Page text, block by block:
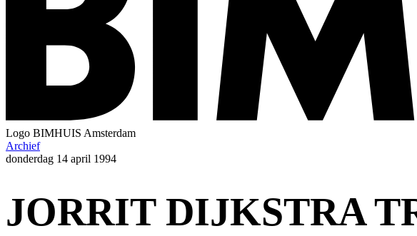
Logo BIMHUIS Amsterdam
Archief
donderdag 14 april 1994
JORRIT DIJKSTRA